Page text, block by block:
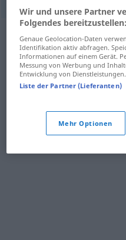
Wir und unsere Partner
Folgendes bereitzustellen:
Genaue Geolocation-Daten
Identifikation aktiv abfragen.
Informationen auf einem Gerät.
Messung von Werbung und
Entwicklung von Dienstleistungen.
Liste der Partner (Lieferanten)
Mehr Optionen